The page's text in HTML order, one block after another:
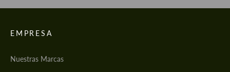
EMPRESA
Nuestras Marcas